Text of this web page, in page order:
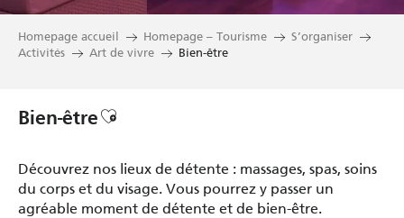
Homepage accueil Homepage – Tourisme
S’organiser
Activités
Art de vivre Bien-être
Bien-êtreAjouter aux favoris
Découvrez nos lieux de détente : massages, spas, soins
du corps et du visage. Vous pourrez y passer un
agréable moment de détente et de bien-être.